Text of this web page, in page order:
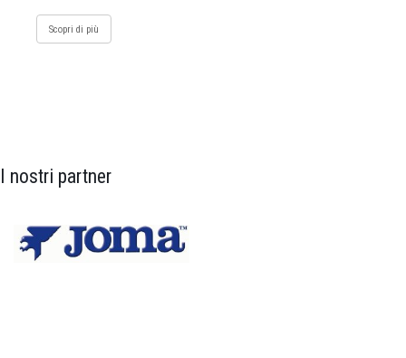
Scopri di più
I nostri partner